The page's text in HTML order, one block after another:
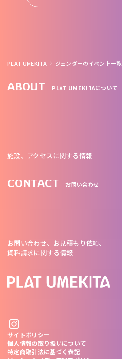
PLAT UMEKITA ジェンダーのイベント一覧
ABOUT PLAT UMEKITAについて
施設、アクセスに関する情報
CONTACT お問い合わせ
お問い合わせ、お見積もり依頼、
資料請求に関する情報
サイトポリシー
個人情報の取り扱いについて
特定商取引法に基づく表記